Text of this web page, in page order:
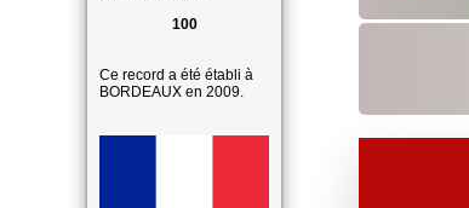
100
Ce record a été établi à
BORDEAUX en 2009.